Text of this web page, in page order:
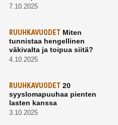
7.10.2025
RUUHKAVUODETMiten
tunnistaa hengellinen
väkivalta ja toipua siitä?
4.10.2025
RUUHKAVUODET20
syyslomapuuhaa pienten
lasten kanssa
3.10.2025